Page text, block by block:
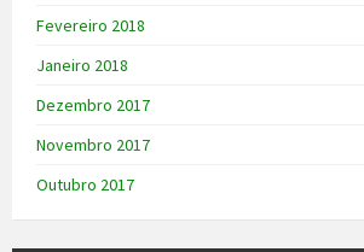
Fevereiro 2018
Janeiro 2018
Dezembro 2017
Novembro 2017
Outubro 2017